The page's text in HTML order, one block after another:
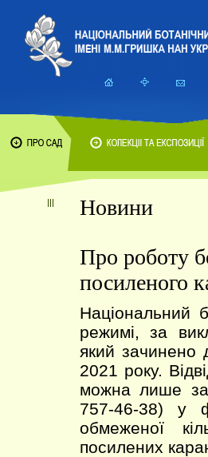
Новини
Про роботу
посиленого
Національний
режимі, за
який зачинено
2021 року.
можна лише за
757-46-38) у
обмеженої
посилених